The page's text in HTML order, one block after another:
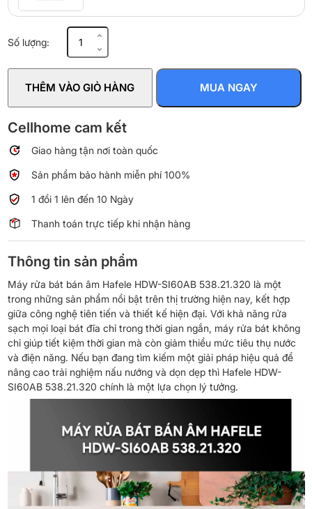
Số lượng:
Máy
rửa
âm
Hafele
SI60AB
538.21.320
lượng
THÊM VÀO GIỎ HÀNG MUA NGAY
Cellhome cam kết
Giao hàng tận nơi toàn quốc
Sản phẩm bảo hành miễn phí 100%
1 đổi 1 lên đến 10 Ngày
Thanh toán trực tiếp khi nhận hàng
Thông tin sản phẩm
Máy rửa bát bán âm Hafele HDW-SI60AB 538.21.320 là một
trong những sản phẩm nổi bật trên thị trường hiện nay, kết hợp
giữa công nghệ tiên tiến và thiết kế hiện đại. Với khả năng rửa
sạch mọi loại bát đĩa chỉ trong thời gian ngắn, máy rửa bát không
chỉ giúp tiết kiệm thời gian mà còn giảm thiểu mức tiêu thụ nước
và điện năng. Nếu bạn đang tìm kiếm một giải pháp hiệu quả để
nâng cao trải nghiệm nấu nướng và dọn dẹp thì Hafele HDW-
SI60AB 538.21.320 chính là một lựa chọn lý tưởng.